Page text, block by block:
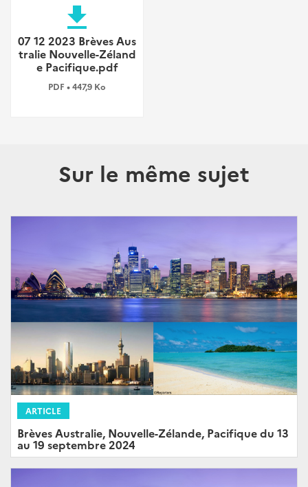
file_download
07 12 2023 Brèves Aus
tralie Nouvelle-Zéland
e Pacifique.pdf
PDF • 447,9 Ko
Sur le même sujet
ARTICLE
Brèves Australie, Nouvelle-Zélande, Pacifique du 13
au 19 septembre 2024